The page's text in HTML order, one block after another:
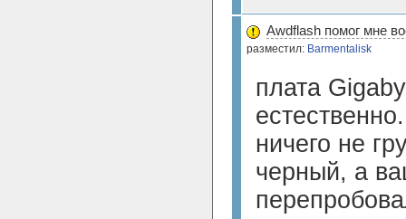
Awdflash помог мне
разместил: Barmentalisk
плата
естественно.
ничего не
черный, а